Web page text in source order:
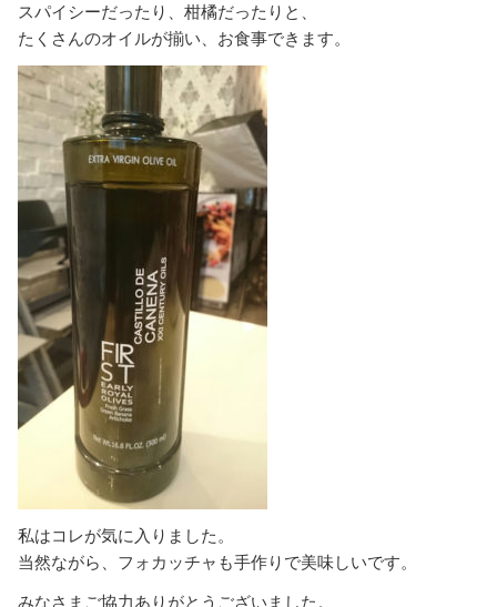
スパイシーだったり、柑橘だったりと、
たくさんのオイルが揃い、お食事できます。
私はコレが気に入りました。
当然ながら、フォカッチャも手作りで美味しいです。
みなさまご協力ありがとうございました。